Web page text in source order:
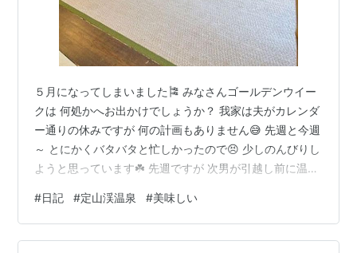
５月になってしまいました🎏 みなさんゴールデンウイー
クは 何処かへお出かけでしょうか？ 我家は夫がカレンダ
ー通りの休みですが 何の計画もありません😅 先週と今週
～ とにかくバタバタと忙しかったので😣 少しのんびりし
ようと思っています☘️ 先週ですが 次男が引越し前に温泉
ゆらく草庵へ行って来ました😃 ここは数年前に宿泊して
以来、私のお気に入りの温泉ホテルになりました 畳敷き
の和のフロント・・・ 落ち着きます😊 トリプルの部屋な
#日記 #定山渓温泉 #美味しい